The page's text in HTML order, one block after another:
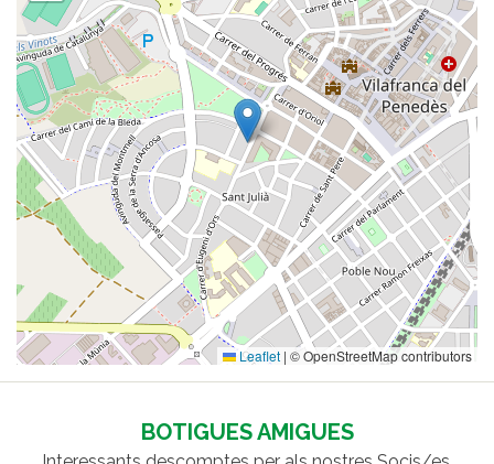
Leaflet | © OpenStreetMap contributors
BOTIGUES AMIGUES